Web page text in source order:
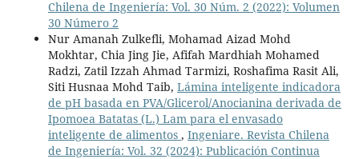
Chilena de Ingeniería: Vol. 30 Núm. 2 (2022): Volumen
30 Número 2
Nur Amanah Zulkefli, Mohamad Aizad Mohd
Mokhtar, Chia Jing Jie, Afifah Mardhiah Mohamed
Radzi, Zatil Izzah Ahmad Tarmizi, Roshafima Rasit Ali,
Siti Husnaa Mohd Taib, Lámina inteligente indicadora
de pH basada en PVA/Glicerol/Anocianina derivada de
Ipomoea Batatas (L.) Lam para el envasado
inteligente de alimentos , Ingeniare. Revista Chilena
de Ingeniería: Vol. 32 (2024): Publicación Continua